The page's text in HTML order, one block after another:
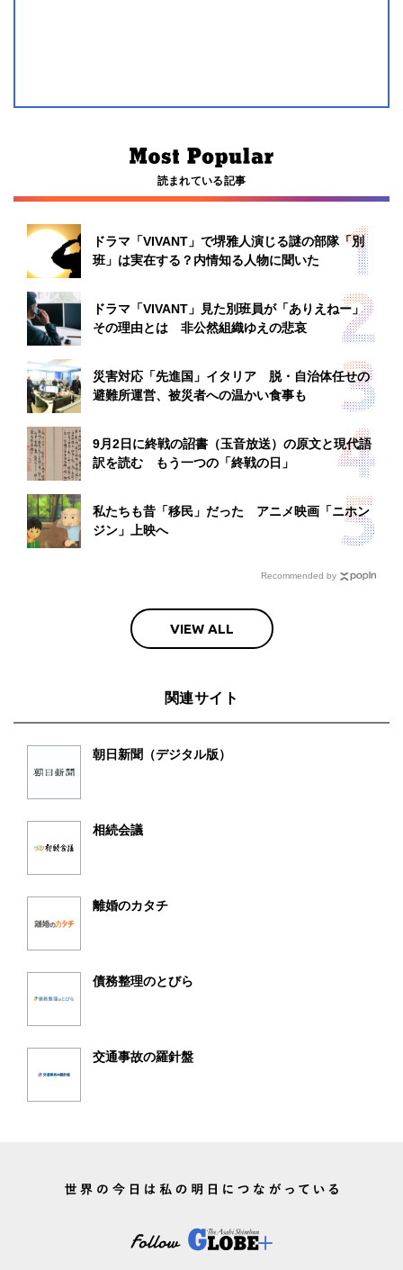
読まれている記事
ドラマ「VIVANT」で堺雅人演じる謎の部隊「別
班」は実在する？内情知る人物に聞いた
ドラマ「VIVANT」見た別班員が「ありえねー」
その理由とは 非公然組織ゆえの悲哀
災害対応「先進国」イタリア 脱・自治体任せの
避難所運営、被災者への温かい食事も
9月2日に終戦の詔書（玉音放送）の原文と現代語
訳を読む もう一つの「終戦の日」
私たちも昔「移民」だった アニメ映画「ニホン
ジン」上映へ
Recommended by
VIEW ALL
関連サイト
朝日新聞（デジタル版）
相続会議
離婚のカタチ
債務整理のとびら
交通事故の羅針盤